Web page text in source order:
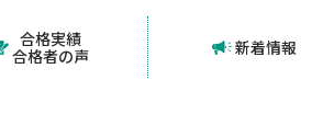
合格実績
合格者の声
新着情報